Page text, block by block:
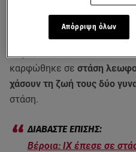
Μια τραγωδία συνέβη στη
καρφώθηκε σε στάση
χάσουν τη ζωή τους δύο
στάση.
Βέροια: ΙΧ έπεσε σε
Απόρριψη όλων